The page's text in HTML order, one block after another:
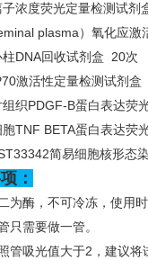
浓度荧光定量检测试剂
plasma）氧化应激
DNA回收试剂盒 20次
激活性定量检测试剂
织PDGF-B蛋白表达荧
胞TNF BETA蛋白表达荧
简易细胞核形态
：
为酶，不可冷冻，使用
只需要做一管。
管吸光值大于2，建议